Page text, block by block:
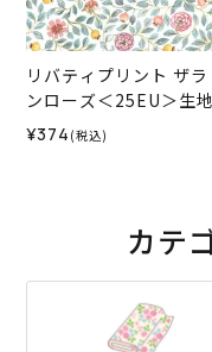
リバティプリント ザ
ンローズ＜25EU＞生
バティ・ファブリック
025AW
¥374 (税込)
カテ